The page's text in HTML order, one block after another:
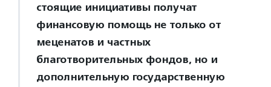
стоящие инициативы получат
финансовую помощь не только от
меценатов и частных
благотворительных фондов, но и
дополнительную государственную